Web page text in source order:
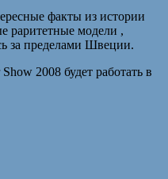
факты из истории
раритетные модели ,
за пределами Швеции.
2008 будет работать в